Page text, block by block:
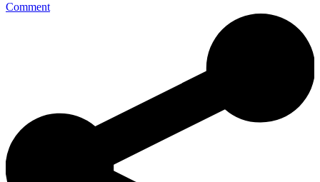
Comment